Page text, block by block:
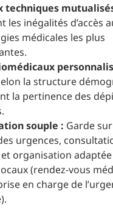
techniques
les inégalités d’accès
médicales les plus
la structure
la pertinence des
souple : Garde
urgences,
organisation
(rendez-vous
en charge de